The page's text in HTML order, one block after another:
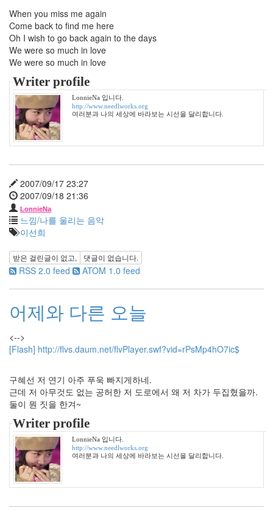
When you miss me again
Come back to find me here
Oh I wish to go back again to the days
We were so much in love
We were so much in love
Writer profile
LonnieNa 입니다.
http://www.needlworks.org
여러분과 나의 세상에 바라보는 시선을 달리합니다.
2007/09/17 23:27
2007/09/18 21:36
LonnieNa
느낌/나를 울리는 음악
이선희
받은 걸린글이 없고, 댓글이 없습니다.
RSS 2.0 feed ATOM 1.0 feed
어제와 다른 오늘
<-->
[Flash] http://flvs.daum.net/flvPlayer.swf?vid=rPsMp4hO7ic$
구혜선 저 연기 아주 푸욱 빠지게하네.
근데 저 아무것도 없는 공허한 저 도로에서 왜 저 차가 두집혔을까.
둘이 뭔 짓을 한겨~
Writer profile
LonnieNa 입니다.
http://www.needlworks.org
여러분과 나의 세상에 바라보는 시선을 달리합니다.
11
월
5
2010
년
12
월
10
2011
년
48
년
월
10
2011
년
2
월
7
2011
월
2011
년
6
2011
년
5
월
2
2011
년
6
3